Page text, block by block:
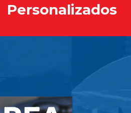
Personalizados